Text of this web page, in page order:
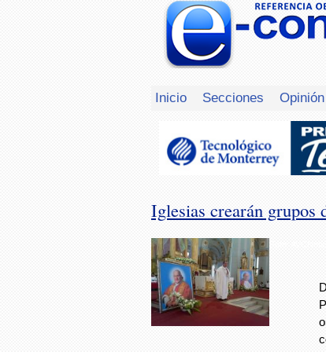
Inicio Secciones Opinión
Iglesias crearán grupos